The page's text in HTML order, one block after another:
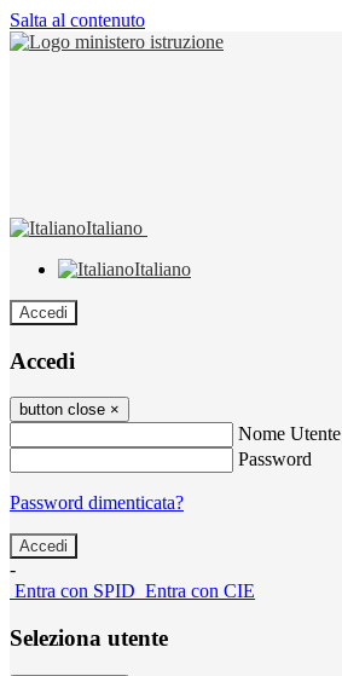
Salta al contenuto
Italiano
Italiano
Accedi
Accedi
button close ×
Nome Utente
Password
Password dimenticata?
-
Entra con SPID Entra con CIE
Seleziona utente